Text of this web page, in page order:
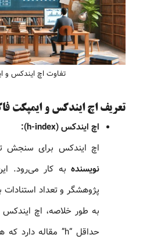
تفاوت اچ ایندکس و
تعریف اچ ایندکس و ایمپکت
اچ ایندکس (h-index):
اچ ایندکس برای سنجش
نویسنده به کار می‌رود.
پژوهشگر و تعداد
به طور خلاصه، اچ